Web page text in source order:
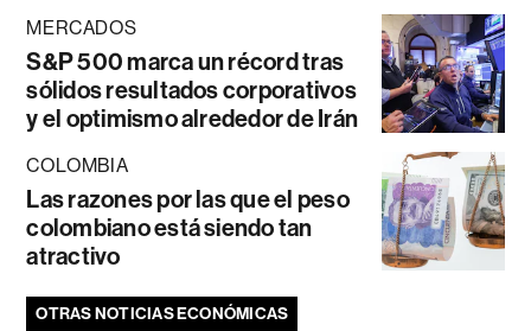
MERCADOS
S&P 500 marca un récord tras
sólidos resultados corporativos
y el optimismo alrededor de Irán
COLOMBIA
Las razones por las que el peso
colombiano está siendo tan
atractivo
OTRAS NOTICIAS ECONÓMICAS